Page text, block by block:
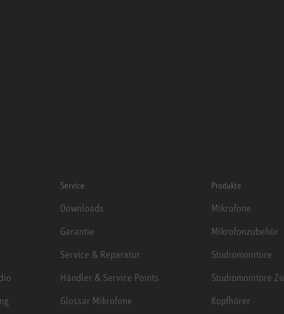
Service
Downloads
Garantie
Service & Reparatur
Händler & Service Points
Glossar Mikrofone
Produkte
Mikrofone
Mikrofonzubehör
Studiomonitore
Studiomonitore
Kopfhörer